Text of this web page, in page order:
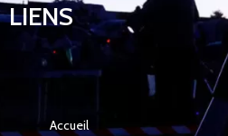
LIENS
Accueil